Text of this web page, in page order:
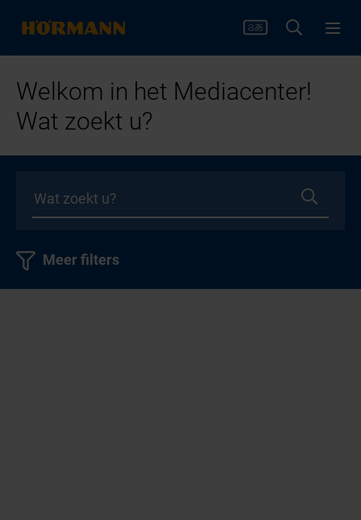
Welkom in het Mediacenter!
Wat zoekt u?
Meer filters